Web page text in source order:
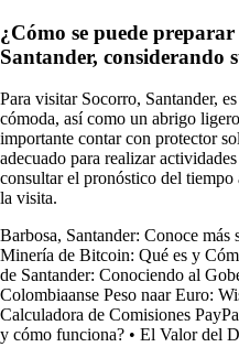
¿Cómo se puede
Santander, considerando
Para visitar Socorro, Santander,
cómoda, así como un abrigo
importante contar con protector
adecuado para realizar
consultar el pronóstico del
la visita.
Barbosa, Santander: Conoce
Minería de Bitcoin: Qué es y
de Santander: Conociendo al
Colombiaanse Peso naar Euro:
Calculadora de Comisiones
y cómo funciona? • El Valor del